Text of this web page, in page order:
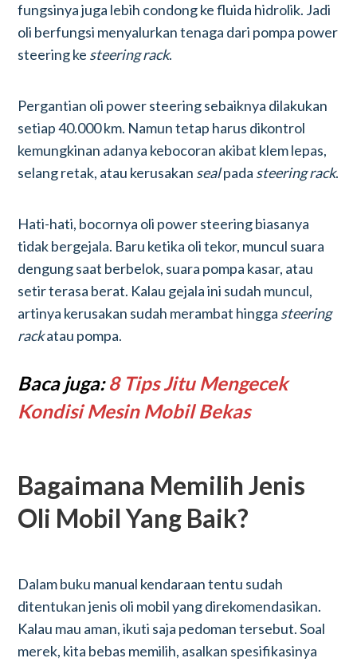
fungsinya juga lebih condong ke fluida hidrolik. Jadi
oli berfungsi menyalurkan tenaga dari pompa power
steering ke steering rack.
Pergantian oli power steering sebaiknya dilakukan
setiap 40.000 km. Namun tetap harus dikontrol
kemungkinan adanya kebocoran akibat klem lepas,
selang retak, atau kerusakan sealpada steering rack.
Hati-hati, bocornya oli power steering biasanya
tidak bergejala. Baru ketika oli tekor, muncul suara
dengung saat berbelok, suara pompa kasar, atau
setir terasa berat. Kalau gejala ini sudah muncul,
artinya kerusakan sudah merambat hingga steering
rackatau pompa.
Baca juga:8 Tips Jitu Mengecek
Kondisi Mesin Mobil Bekas
Bagaimana Memilih Jenis
Oli Mobil Yang Baik?
Dalam buku manual kendaraan tentu sudah
ditentukan jenis oli mobil yang direkomendasikan.
Kalau mau aman, ikuti saja pedoman tersebut. Soal
merek, kita bebas memilih, asalkan spesifikasinya